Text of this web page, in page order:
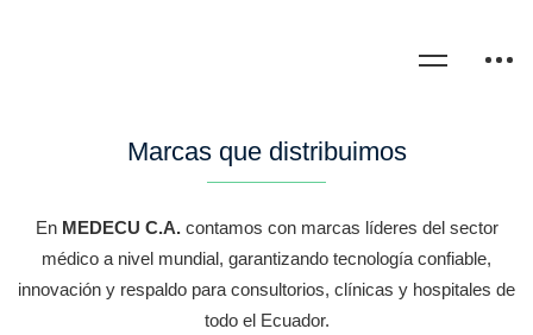
Marcas que distribuimos
En MEDECU C.A. contamos con marcas líderes del sector
médico a nivel mundial, garantizando tecnología confiable,
innovación y respaldo para consultorios, clínicas y hospitales de
todo el Ecuador.